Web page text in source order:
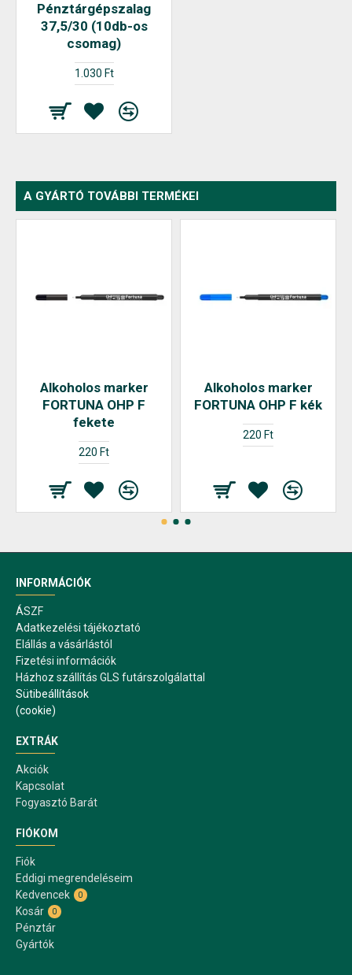
Pénztárgépszalag
37,5/30 (10db-os
csomag)
1.030 Ft
A GYÁRTÓ TOVÁBBI TERMÉKEI
Alkoholos marker
FORTUNA OHP F
fekete
220 Ft
Alkoholos marker
FORTUNA OHP F kék
220 Ft
INFORMÁCIÓK
ÁSZF
Adatkezelési tájékoztató
Elállás a vásárlástól
Fizetési információk
Házhoz szállítás GLS futárszolgálattal
Sütibeállítások
(cookie)
EXTRÁK
Akciók
Kapcsolat
Fogyasztó Barát
FIÓKOM
Fiók
Eddigi megrendeléseim
Kedvencek
0
Kosár 0
Pénztár
Gyártók